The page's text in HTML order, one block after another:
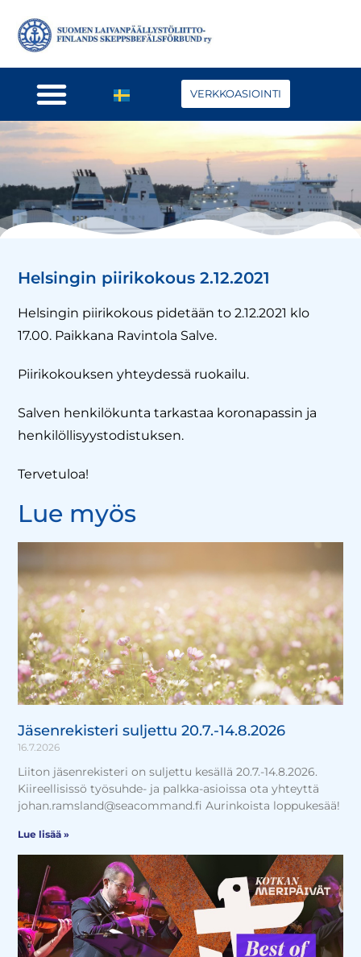
VERKKOASIOINTI
Helsingin piirikokous 2.12.2021
Helsingin piirikokous pidetään to 2.12.2021 klo
17.00. Paikkana Ravintola Salve.
Piirikokouksen yhteydessä ruokailu.
Salven henkilökunta tarkastaa koronapassin ja
henkilöllisyystodistuksen.
Tervetuloa!
Lue myös
Jäsenrekisteri suljettu 20.7.-14.8.2026
16.7.2026
Liiton jäsenrekisteri on suljettu kesällä 20.7.-14.8.2026.
Kiireellisissö työsuhde- ja palkka-asioissa ota yhteyttä
johan.ramsland@seacommand.fi Aurinkoista loppukesää!
Lue lisää »